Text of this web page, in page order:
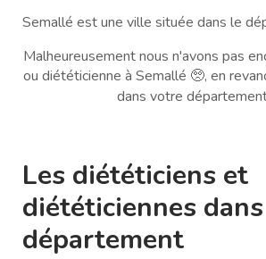
Semallé est une ville située dans le
Malheureusement nous n'avons pas
ou diététicienne à Semallé 🥺, en
dans votre
Les diététiciens et
diététiciennes
département